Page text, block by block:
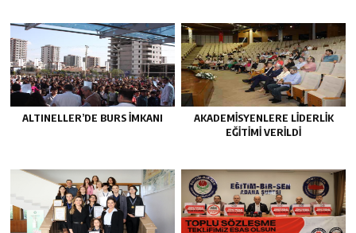
ALTINELLER’DE BURS İMKANI
AKADEMİSYENLERE LİDERLİK
EĞİTİMİ VERİLDİ